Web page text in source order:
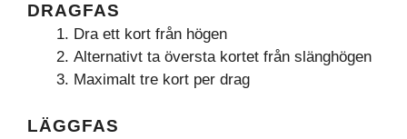
DRAGFAS
Dra ett kort från högen
Alternativt ta översta kortet från slänghögen
Maximalt tre kort per drag
LÄGGFAS